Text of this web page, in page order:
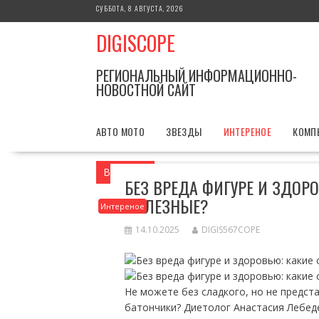
к
СУББОТА, 8 АВГУСТА, 2026
DIGISCOPE
РЕГИОНАЛЬНЫЙ ИНФОРМАЦИОННО-
НОВОСТНОЙ САЙТ
АВТО МОТО ЗВЕЗДЫ ИНТЕРЕНОЕ
Вы здесь
Интереное
БЕЗ ВРЕДА ФИГУРЕ И
ПОЛЕЗНЫЕ?
14.10.2025 DIGIS567COPE
Не можете без сладкого, но не
батончики? Диетолог Анастасия